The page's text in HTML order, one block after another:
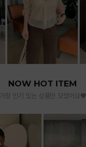
NOW HOT ITEM
가장 인기 있는 상품만 모았어요♥